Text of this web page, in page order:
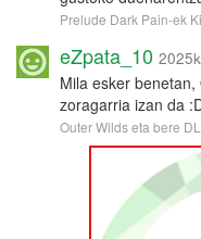
Prelude Dark Pain-ek
eZpata_10
Mila esker
zoragarria izan da
Outer Wilds eta bere